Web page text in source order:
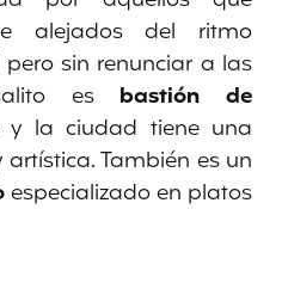
alejados del ritmo
sin renunciar a las
es bastión de
la ciudad tiene una
También es un
especializado en platos